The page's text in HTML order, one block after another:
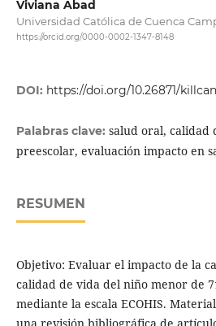
Viviana Abad
Universidad Católica de Cuenca
https://orcid.org/0000-0002-1347-8148
DOI: https://doi.org/10.26871/
Palabras clave: salud oral, calidad
preescolar, evaluación impacto en
RESUMEN
Objetivo: Evaluar el impacto de la
calidad de vida del niño menor de
mediante la escala ECOHIS.